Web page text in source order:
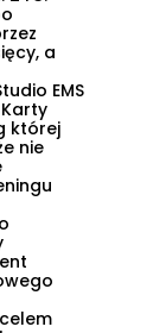
a
EMS
której
nie
są
serwisu,
ruchu na
wszystkie